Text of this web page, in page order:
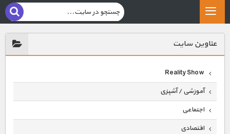
عناوين سايت
Reality Show
آموزشی / آشپزی
اجتماعی
اقتصادی